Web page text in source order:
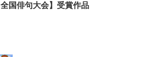
全国俳句大会】受賞作品